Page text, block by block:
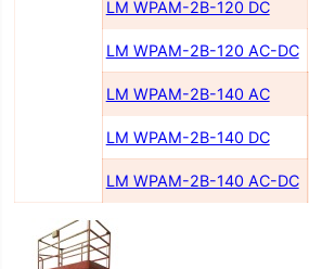
LM WPAM-2B-120 DC
LM WPAM-2B-120 AC-DC
LM WPAM-2B-140 AC
LM WPAM-2B-140 DC
LM WPAM-2B-140 AC-DC